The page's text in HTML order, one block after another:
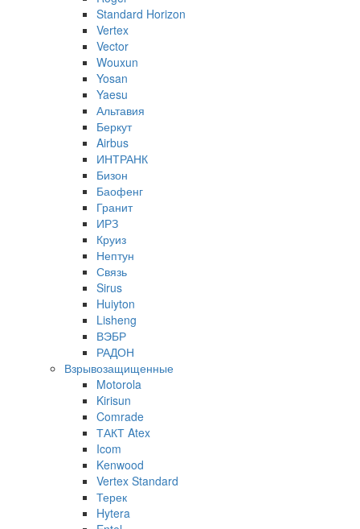
Standard Horizon
Vertex
Vector
Wouxun
Yosan
Yaesu
Альтавия
Беркут
Airbus
ИНТРАНК
Бизон
Баофенг
Гранит
ИРЗ
Круиз
Нептун
Связь
Sirus
Huiyton
Lisheng
ВЭБР
РАДОН
Взрывозащищенные
Motorola
Kirisun
Comrade
ТАКТ Atex
Icom
Kenwood
Vertex Standard
Терек
Hytera